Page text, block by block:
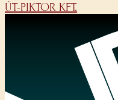
ÚT-PIKTOR KFT.